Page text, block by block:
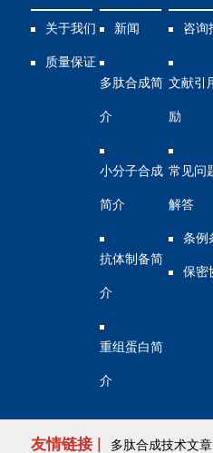
关于我们
质量保证
新闻
多肽合成简
介
小分子合成
简介
抗体制备简
介
重组蛋白简
介
咨询
文献引
励
常见问
解答
条例
保密
友情链接 | 多肽合成技术文章